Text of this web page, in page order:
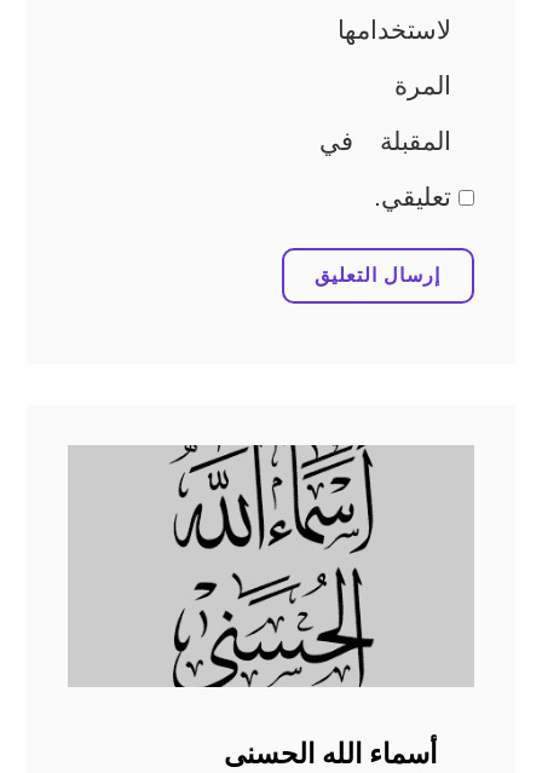
لاستخدامها
المرة
المقبلة في
تعليقي.
أسماء الله الحسنى